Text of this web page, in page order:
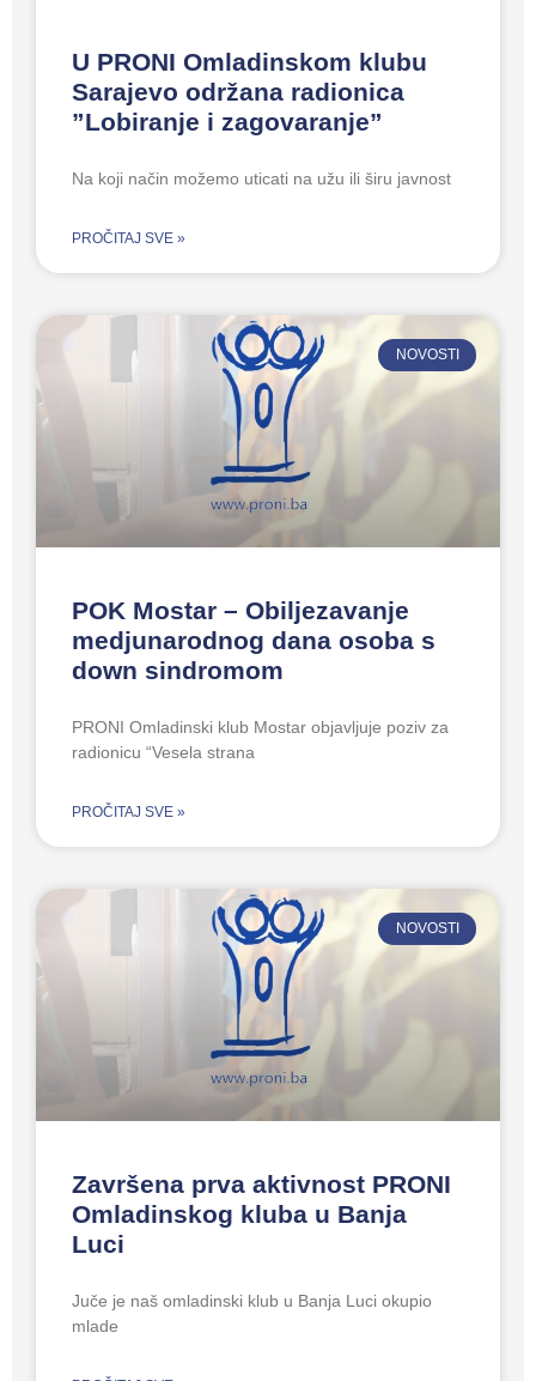
U PRONI Omladinskom klubu
Sarajevo održana radionica
”Lobiranje i zagovaranje”
Na koji način možemo uticati na užu ili širu javnost
PROČITAJ SVE »
NOVOSTI
POK Mostar – Obiljezavanje
medjunarodnog dana osoba s
down sindromom
PRONI Omladinski klub Mostar objavljuje poziv za
radionicu “Vesela strana
PROČITAJ SVE »
NOVOSTI
Završena prva aktivnost PRONI
Omladinskog kluba u Banja
Luci
Juče je naš omladinski klub u Banja Luci okupio
mlade